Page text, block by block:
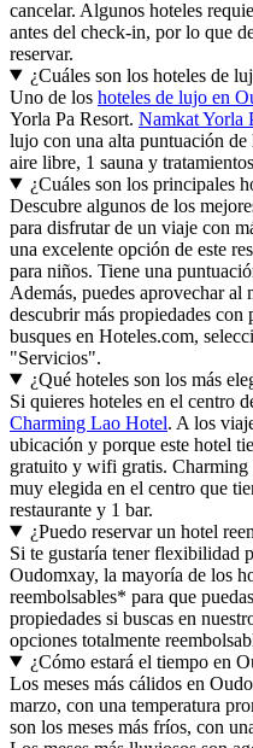
cancelar. Algunos hoteles
antes del check-in, por lo que
reservar.
¿Cuáles son los hoteles de
Uno de los hoteles de lujo en
Yorla Pa Resort. Namkat Yorla
lujo con una alta puntuación de
aire libre, 1 sauna y
¿Cuáles son los principales
Descubre algunos de los
para disfrutar de un viaje con
una excelente opción de este
para niños. Tiene una
Además, puedes aprovechar al
descubrir más propiedades
busques en Hoteles.com,
"Servicios".
¿Qué hoteles son los más
Si quieres hoteles en el centro
Charming Lao Hotel. A los
ubicación y porque este hotel
gratuito y wifi gratis.
muy elegida en el centro que
restaurante y 1 bar.
¿Puedo reservar un hotel
Si te gustaría tener flexibilidad
Oudomxay, la mayoría de los
reembolsables* para que
propiedades si buscas en
opciones totalmente
¿Cómo estará el tiempo en
Los meses más cálidos en
marzo, con una temperatura
son los meses más fríos, con